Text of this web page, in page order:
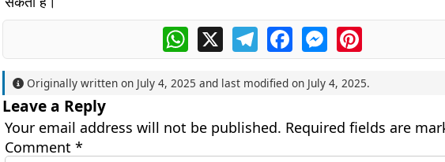
WhatsApp
X TelegramFacebookMessengerPinterest
Originally written on July 4, 2025 and last modified on July 4, 2025.
Leave a Reply
Your email address will not be published. Required fields are
Comment *